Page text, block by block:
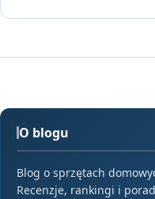
O blogu
Blog o sprzętach
Recenzje, rankingi i